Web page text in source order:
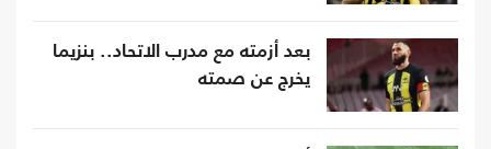
بعد أزمته مع مدرب الاتحاد.. بنزيما
يخرج عن صمته